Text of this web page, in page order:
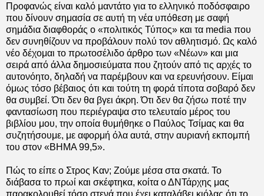
Προφανώς είναι καλό μαντάτο για το ελληνικό ποδόσφαιρο
που δίνουν σημασία σε αυτή τη νέα υπόθεση με σαφή
σημάδια διαφθοράς ο «πολιτικός Τύπος» και τα media που
δεν συνηθίζουν να προβάλουν πολύ τον αθλητισμό. Ως καλό
νέο δέχομαι το πρωτοσέλιδο άρθρο των «Νέων» και μια
σειρά από άλλα δημοσιεύματα που ζητούν από τις αρχές το
αυτονόητο, δηλαδή να παρέμβουν και να ερευνήσουν. Είμαι
όμως τόσο βέβαιος ότι και τούτη τη φορά τίποτα σοβαρό δεν
θα συμβεί. Ότι δεν θα βγει άκρη. Ότι δεν θα ζήσω ποτέ την
φαντασίωση που περιέγραψα στο τελευταίο μέρος του
βιβλίου μου, την οποία θυμήθηκε ο Παύλος Τσίμας και θα
συζητήσουμε, με αφορμή όλα αυτά, στην αυριανή εκπομπή
του στον «ΒΗΜΑ 99,5».
Πώς το είπε ο Στρος Καν; Ζούμε μέσα στα σκατά. Το
διάβασα το πρωί και σκέφτηκα, κοίτα ο ΔΝΤάρχης μας
παρακολουθεί τόσο στενά που έχει καταλάβει κιόλας ότι το